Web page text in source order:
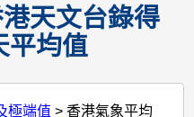
天文台錄得
平均值
極端值 > 香港氣象平均